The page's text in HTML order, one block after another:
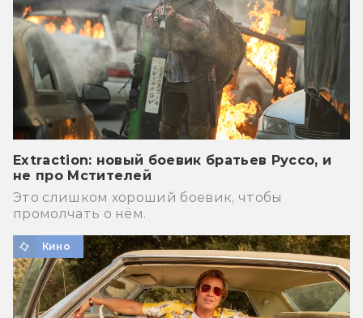
Extraction: новый боевик братьев Руссо, и
не про Мстителей
Это слишком хороший боевик, чтобы
промолчать о нём.
Кино